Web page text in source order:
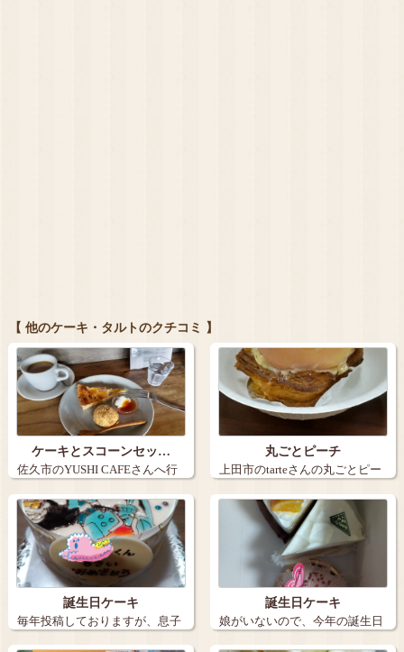
【 他のケーキ・タルトのクチコミ 】
ケーキとスコーンセッ…
佐久市のYUSHI CAFEさんへ行
きま…
丸ごとピーチ
上田市のtarteさんの丸ごとピー
チ。９…
誕生日ケーキ
毎年投稿しておりますが、息子
の誕生日ケー…
誕生日ケーキ
娘がいないので、今年の誕生日
ケーキは３個…